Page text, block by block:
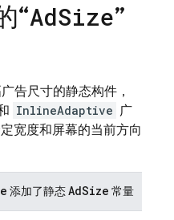
“AdSize”
告尺寸的静态构件，
InlineAdaptive 广
宽度和屏幕的当前方向
添加了静态AdSize 常量